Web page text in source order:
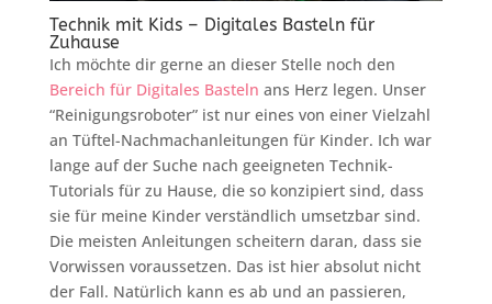
Technik mit Kids – Digitales Basteln für
Zuhause
Ich möchte dir gerne an dieser Stelle noch den
Bereich für Digitales Basteln ans Herz legen. Unser
“Reinigungsroboter” ist nur eines von einer Vielzahl
an Tüftel-Nachmachanleitungen für Kinder. Ich war
lange auf der Suche nach geeigneten Technik-
Tutorials für zu Hause, die so konzipiert sind, dass
sie für meine Kinder verständlich umsetzbar sind.
Die meisten Anleitungen scheitern daran, dass sie
Vorwissen voraussetzen. Das ist hier absolut nicht
der Fall. Natürlich kann es ab und an passieren,